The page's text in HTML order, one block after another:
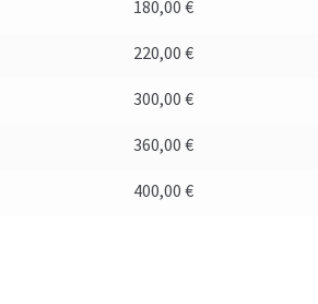
180,00€
220,00€
300,00€
360,00€
400,00€